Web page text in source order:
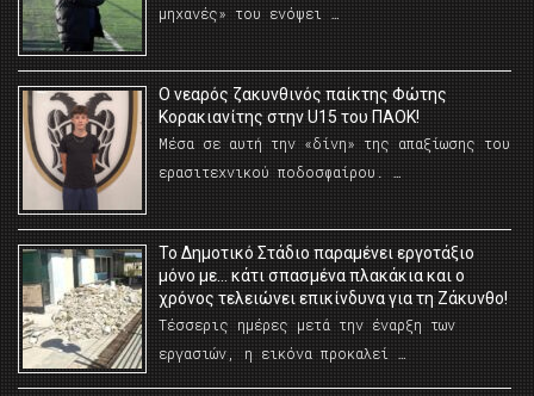
μηχανές» του ενόψει …
O νεαρός ζακυνθινός παίκτης Φώτης
Κορακιανίτης στην U15 του ΠΑΟΚ!
Μέσα σε αυτή την «δίνη» της απαξίωσης του
ερασιτεχνικού ποδοσφαίρου. …
Το Δημοτικό Στάδιο παραμένει εργοτάξιο
μόνο με… κάτι σπασμένα πλακάκια και ο
χρόνος τελειώνει επικίνδυνα για τη Ζάκυνθο!
Τέσσερις ημέρες μετά την έναρξη των
εργασιών, η εικόνα προκαλεί …